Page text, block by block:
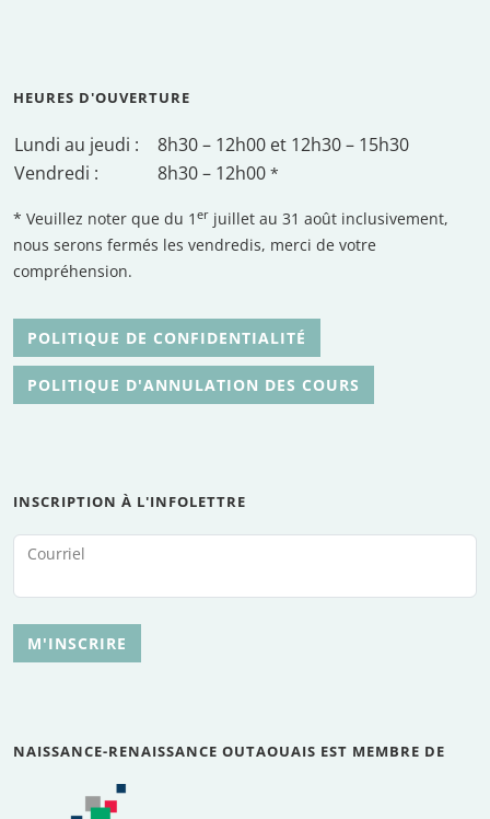
HEURES D'OUVERTURE
Lundi au jeudi :
8h30 – 12h00 et 12h30 – 15h30
Vendredi :
8h30 – 12h00 *
* Veuillez noter que du 1 er juillet au 31 août inclusivement,
nous serons fermés les vendredis, merci de votre
compréhension.
POLITIQUE DE CONFIDENTIALITÉ
POLITIQUE D'ANNULATION DES COURS
INSCRIPTION À L'INFOLETTRE
Courriel
M'INSCRIRE
NAISSANCE-RENAISSANCE OUTAOUAIS EST MEMBRE DE